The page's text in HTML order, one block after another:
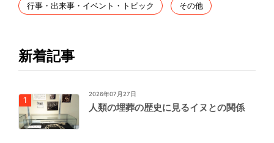
行事・出来事・イベント・トピック その他
新着記事
2026年07月27日
人類の埋葬の歴史に見るイヌとの関係